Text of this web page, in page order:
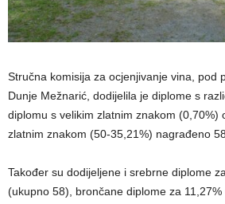
Stručna komisija za ocjenjivanje vina, pod
Dunje Mežnarić, dodijelila je diplome s
diplomu s velikim zlatnim znakom (0,70%)
zlatnim znakom (50-35,21%) nagrađeno
Također su dodijeljene i srebrne diplome
(ukupno 58), brončane diplome za